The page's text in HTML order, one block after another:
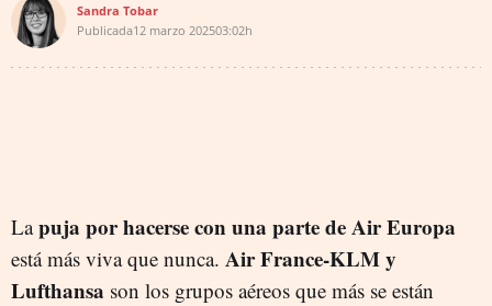
Sandra Tobar
Publicada12 marzo 202503:02h
Lapuja por hacerse con una parte de Air Europa
está más viva que nunca. Air France-KLM y
Lufthansa son los grupos aéreos que más se están